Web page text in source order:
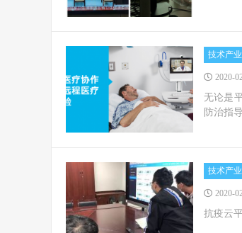
技术产业
2020-
无论是
防治指
技术产业
2020-
抗疫云